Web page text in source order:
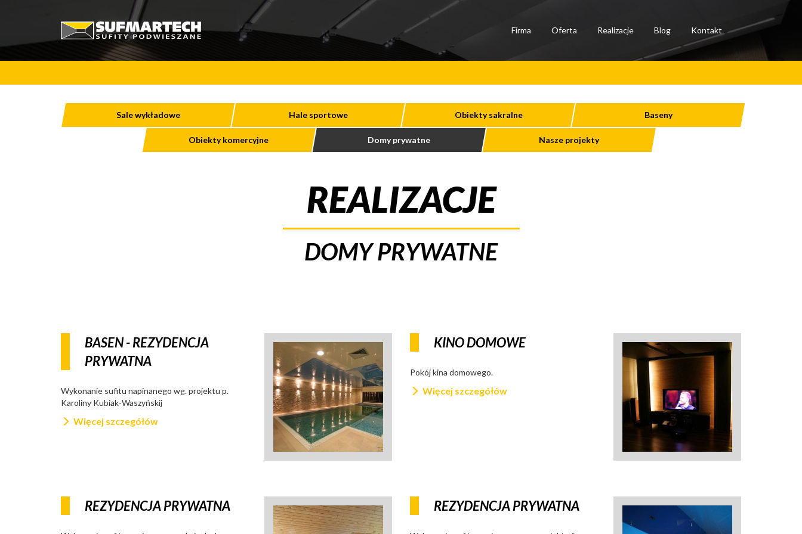
Firma Oferta Realizacje Blog Kontakt
Sale wykładowe Hale sportowe Obiekty sakralne Baseny
Obiekty komercyjne Domy prywatne Nasze projekty
REALIZACJE
DOMY PRYWATNE
BASEN - REZYDENCJA
PRYWATNA
Wykonanie sufitu napinanego wg. projektu p.
Karoliny Kubiak-Waszyńskij
Więcej szczegółów
KINO DOMOWE
Pokój kina domowego.
Więcej szczegółów
REZYDENCJA PRYWATNA REZYDENCJA PRYWATNA